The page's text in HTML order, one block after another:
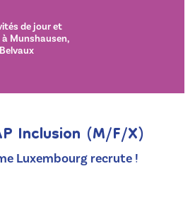
de jour et
à Munshausen,
Inclusion (M/F/X)
Luxembourg recrute !